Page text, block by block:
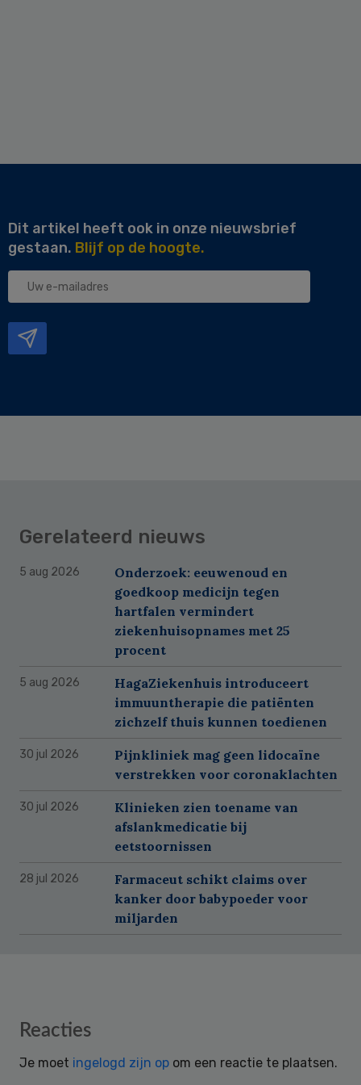
Dit artikel heeft ook in onze nieuwsbrief
gestaan. Blijf op de hoogte.
Uw
Gerelateerd nieuws
5 aug 2026
Onderzoek: eeuwenoud en
goedkoop medicijn tegen
hartfalen vermindert
ziekenhuisopnames met 25
procent
5 aug 2026
HagaZiekenhuis introduceert
immuuntherapie die patiënten
zichzelf thuis kunnen toedienen
30 jul 2026
Pijnkliniek mag geen lidocaïne
verstrekken voor coronaklachten
30 jul 2026
Klinieken zien toename van
afslankmedicatie bij
eetstoornissen
28 jul 2026
Farmaceut schikt claims over
kanker door babypoeder voor
miljarden
Reader
Reacties
Je moet ingelogd zijn op om een reactie te plaatsen.